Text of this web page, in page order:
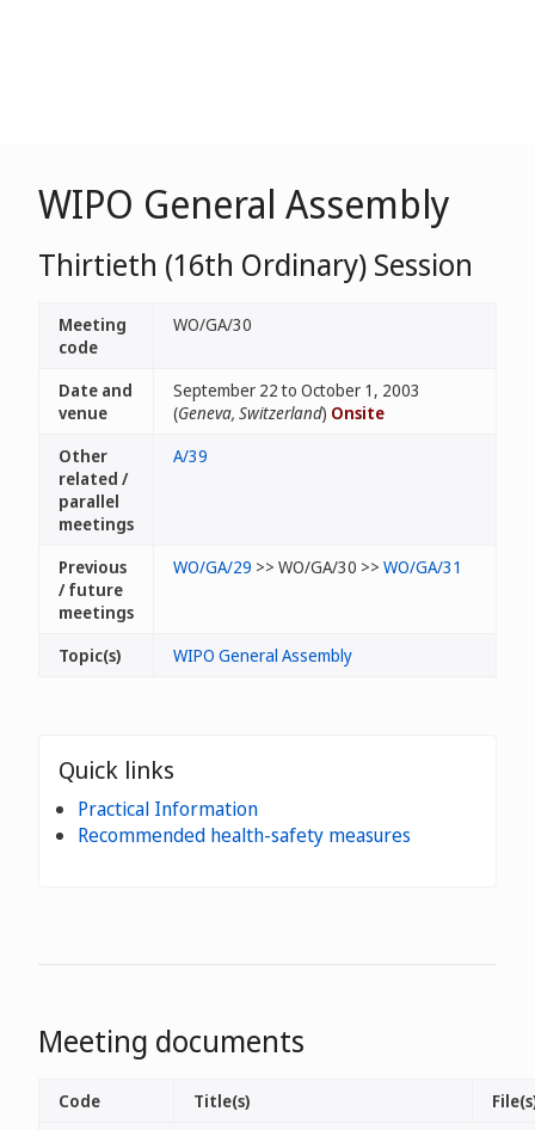
WIPO General Assembly
Thirtieth (16th Ordinary) Session
Meeting
code
WO/GA/30
Date and
venue
September 22 to October 1, 2003
(Geneva, Switzerland) Onsite
Other
related /
parallel
meetings
A/39
Previous
/ future
meetings
WO/GA/29 >> WO/GA/30 >> WO/GA/31
Topic(s) WIPO General Assembly
Quick links
Practical Information
Recommended health-safety measures
Meeting documents
Code Title(s)